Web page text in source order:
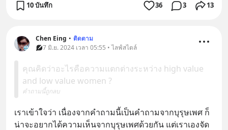
10 บันทึก 36 3 13
Chen Eing • ติดตาม
7 มิ.ย. 2024 เวลา 05:55 • ไลฟ์สไตล์
คุณคิดว่าอะไรคือความแตกต่างระหว่าง high value
and low value women ?
คำถามนี้ถูกลบ
เราเข้าใจว่า เนื่องจากคำถามนี้เป็นคำถามจากบุรุษเพศ ก็
น่าจะอยากได้ความเห็นจากบุรุษเพศด้วยกัน แต่เราเองจัด